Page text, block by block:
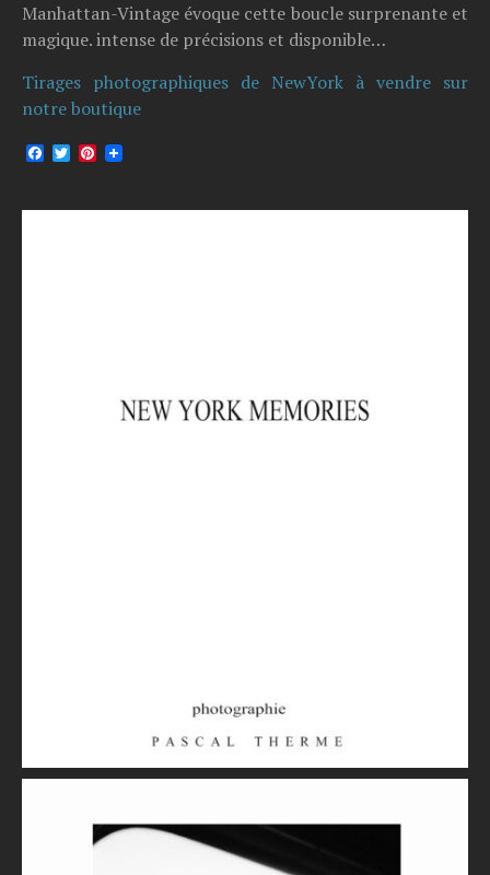
Manhattan-Vintage évoque cette boucle surprenante et
magique. intense de précisions et disponible…
Tirages photographiques de NewYork à vendre sur
notre boutique
Facebook
TwitterPinterest